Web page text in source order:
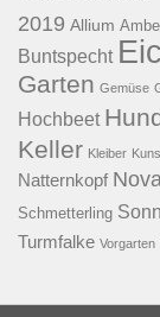
2019 Allium
Buntspecht
Garten Gemüse
Hochbeet
Keller Kleiber
Natternkopf
Schmetterling
Turmfalke Vorgarten